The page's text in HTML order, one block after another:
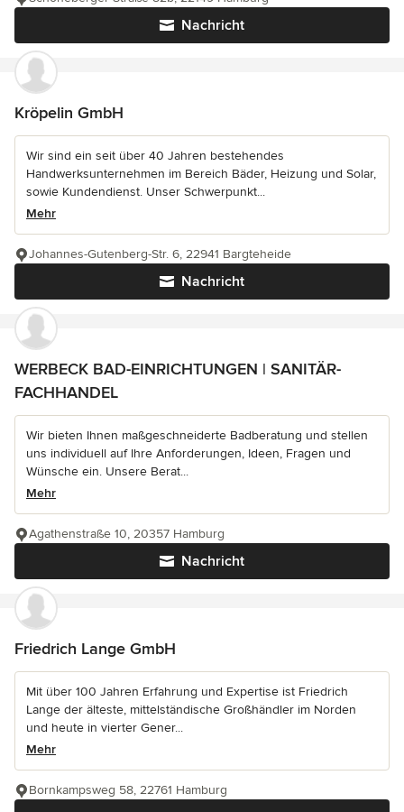
Nachricht
Kröpelin GmbH
Wir sind ein seit über 40 Jahren bestehendes
Handwerksunternehmen im Bereich Bäder, Heizung und Solar,
sowie Kundendienst. Unser Schwerpunkt...
Mehr
Nachricht
Johannes-Gutenberg-Str. 6, 22941 Bargteheide
WERBECK BAD-EINRICHTUNGEN | SANITÄR-
FACHHANDEL
Wir bieten Ihnen maßgeschneiderte Badberatung und stellen
uns individuell auf Ihre Anforderungen, Ideen, Fragen und
Wünsche ein. Unsere Berat...
Mehr
Nachricht
Agathenstraße 10, 20357 Hamburg
Friedrich Lange GmbH
Mit über 100 Jahren Erfahrung und Expertise ist Friedrich
Lange der älteste, mittelständische Großhändler im Norden
und heute in vierter Gener...
Mehr
Bornkampsweg 58, 22761 Hamburg